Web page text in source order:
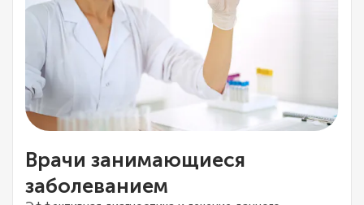
Врачи занимающиеся
заболеванием